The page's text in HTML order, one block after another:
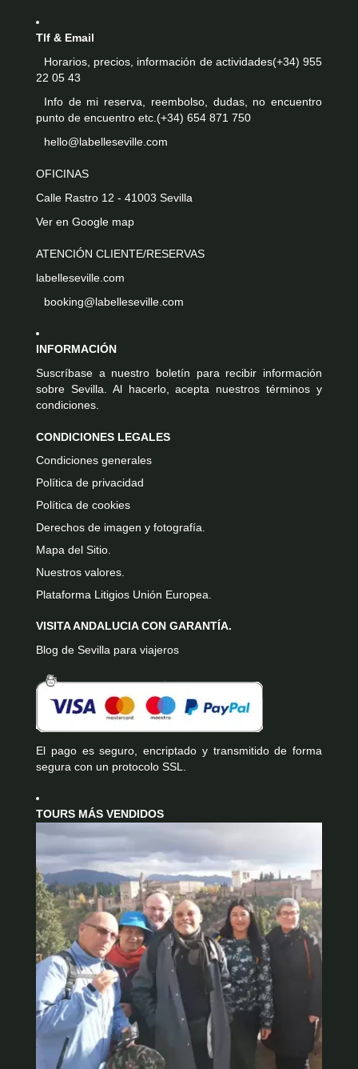
Tlf & Email
Horarios, precios, información de actividades(+34) 955
22 05 43
Info de mi reserva, reembolso, dudas, no encuentro
punto de encuentro etc.(+34) 654 871 750
hello@labelleseville.com
OFICINAS
Calle Rastro 12 - 41003 Sevilla
Ver en Google map
ATENCIÓN CLIENTE/RESERVAS
labelleseville.com
booking@labelleseville.com
INFORMACIÓN
Suscríbase a nuestro boletín para recibir información
sobre Sevilla. Al hacerlo, acepta nuestros términos y
condiciones.
CONDICIONES LEGALES
Condiciones generales
Política de privacidad
Política de cookies
Derechos de imagen y fotografía.
Mapa del Sitio.
Nuestros valores.
Plataforma Litigios Unión Europea.
VISITA ANDALUCIA CON GARANTÍA.
Blog de Sevilla para viajeros
El pago es seguro, encriptado y transmitido de forma
segura con un protocolo SSL.
TOURS MÁS VENDIDOS